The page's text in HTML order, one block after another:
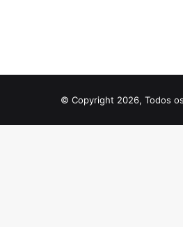
© Copyright 2026, Todos